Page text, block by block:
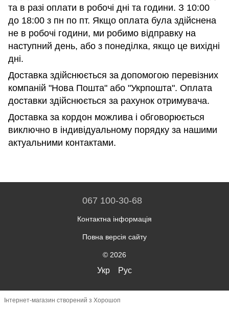
та в разі оплати в робочі дні та години. З 10:00
до 18:00 з пн по пт. Якщо оплата була здійснена
не в робочі години, ми робимо відправку на
наступний день, або з понеділка, якщо це вихідні
дні.
Доставка здійснюється за допомогою перевізних
компаній "Нова Пошта" або "Укрпошта". Оплата
доставки здійснюється за рахунок отримувача.
Доставка за кордон можлива і обговорюється
виключно в індивідуальному порядку за нашими
актуальними контактами.
067 100-30-68
Контактна інформація
Повна версія сайту
© 2026
Укр Рус
Інтернет-магазин створений з Хорошоп